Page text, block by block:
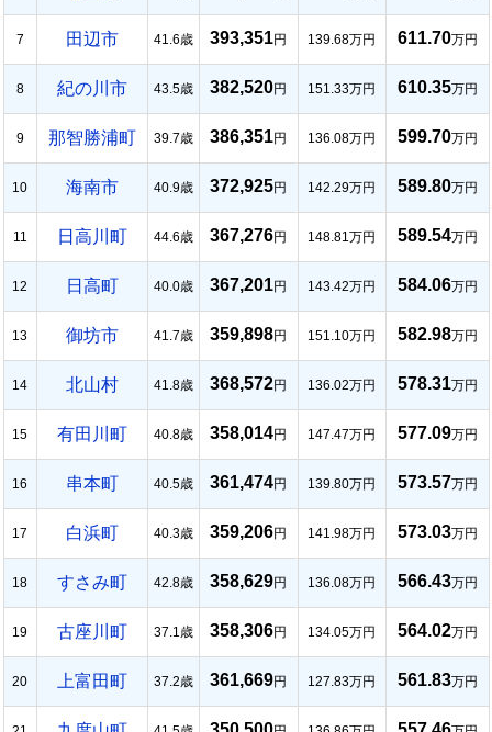
7 田辺市 41.6歳 393,351円 139.68万円 611.70万円
8 紀の川市 43.5歳 382,520円 151.33万円 610.35万円
9 那智勝浦町 39.7歳 386,351円 136.08万円 599.70万円
10 海南市 40.9歳 372,925円 142.29万円 589.80万円
11 日高川町 44.6歳 367,276円 148.81万円 589.54万円
12 日高町 40.0歳 367,201円 143.42万円 584.06万円
13 御坊市 41.7歳 359,898円 151.10万円 582.98万円
14 北山村 41.8歳 368,572円 136.02万円 578.31万円
15 有田川町 40.8歳 358,014円 147.47万円 577.09万円
16 串本町 40.5歳 361,474円 139.80万円 573.57万円
17 白浜町 40.3歳 359,206円 141.98万円 573.03万円
18 すさみ町 42.8歳 358,629円 136.08万円 566.43万円
19 古座川町 37.1歳 358,306円 134.05万円 564.02万円
20 上富田町 37.2歳 361,669円 127.83万円 561.83万円